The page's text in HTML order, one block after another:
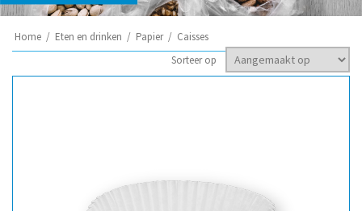
Home / Eten en drinken / Papier / Caisses
Sorteer op